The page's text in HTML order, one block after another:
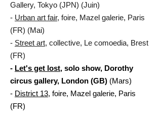
Gallery, Tokyo (JPN) (Juin)
- Urban art fair, foire, Mazel galerie, Paris
(FR) (Mai)
- Street art, collective, Le comoedia, Brest
(FR)
- Let's get lost, solo show, Dorothy
circus gallery, London (GB) (Mars)
- District 13, foire, Mazel galerie, Paris
(FR)